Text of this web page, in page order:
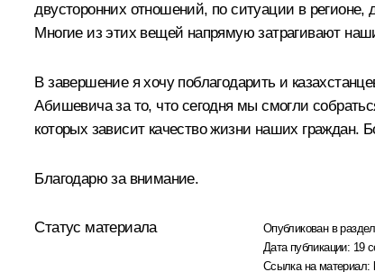
двусторонних отношений, по ситуации в
Многие из этих вещей напрямую затрагивают
В завершение я хочу поблагодарить и
Абишевича за то, что сегодня мы смогли
которых зависит качество жизни наших граждан.
Благодарю за внимание.
Статус материала Опубликован в
Дата публикации: 19
Ссылка на материал: